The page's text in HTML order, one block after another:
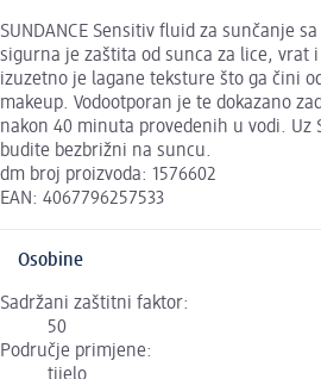
SUNDANCE Sensitiv fluid za sunčanje
sigurna je zaštita od sunca za lice, vrat
izuzetno je lagane teksture što ga čini
makeup. Vodootporan je te dokazano
nakon 40 minuta provedenih u vodi. Uz
budite bezbrižni na suncu.
dm broj proizvoda: 1576602
EAN: 4067796257533
Osobine
Sadržani zaštitni faktor:
50
Područje primjene: